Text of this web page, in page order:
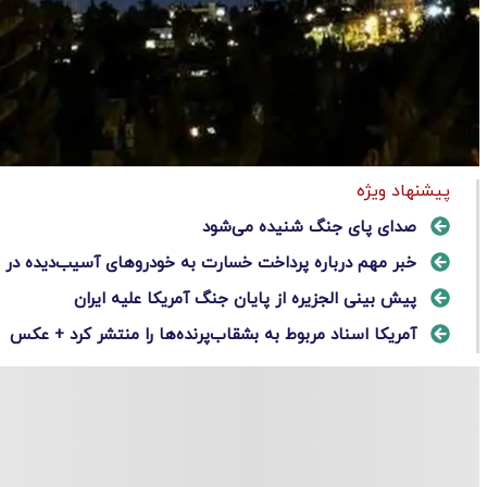
پیشنهاد ویژه
صدای پای جنگ شنیده می‌شود
خبر مهم درباره پرداخت خسارت به خودرو‌های آسیب‌دیده
پیش بینی الجزیره از پایان جنگ آمریکا علیه ایران
آمریکا اسناد مربوط به بشقاب‌پرنده‌ها را منتشر کرد + عکس